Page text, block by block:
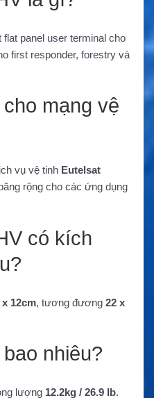
flat panel user terminal cho
first responder, forestry và
mạng vệ
vụ vệ tinh Eutelsat
rộng cho các ứng dụng
có kích
x 12cm, tương đương 22 x
nhiêu?
lượng 12.2kg / 26.9 lb.